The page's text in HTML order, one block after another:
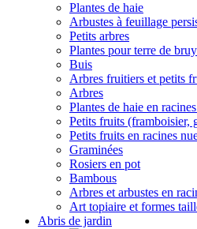
Plantes de haie
Arbustes à feuillage
Petits arbres
Plantes pour terre de
Buis
Arbres fruitiers et petits
Arbres
Plantes de haie en
Petits fruits (framboisier,
Petits fruits en racines
Graminées
Rosiers en pot
Bambous
Arbres et arbustes en
Art topiaire et formes
Abris de jardin